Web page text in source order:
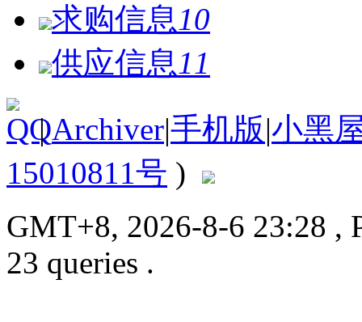
求购信息 10
供应信息 11
| Archiver|手机版|小黑
15010811号 )
GMT+8, 2026-8-6 23:28 ,
23 queries .